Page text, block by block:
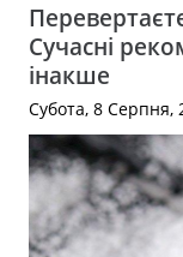
Сучасні
інакше
Субота, 8 Серпня,